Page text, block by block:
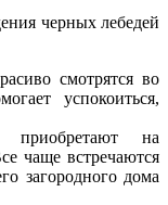
черных лебедей
смотрятся во
успокоиться,
на
чаще встречаются
загородного дома